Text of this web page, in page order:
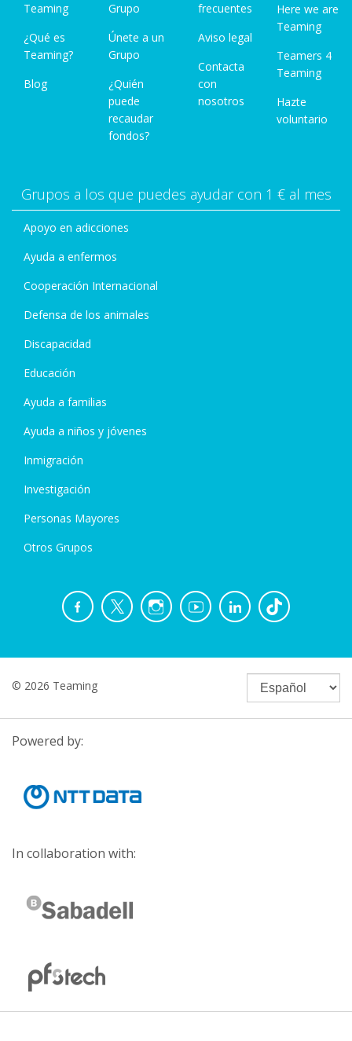
Teaming
¿Qué es
Teaming?
Blog
Grupo
Únete a un
Grupo
¿Quién
puede
recaudar
fondos?
frecuentes
Aviso legal
Contacta
con
nosotros
Here we are
Teaming
Teamers 4
Teaming
Hazte
voluntario
Grupos a los que puedes ayudar con 1 € al mes
Apoyo en adicciones
Ayuda a enfermos
Cooperación Internacional
Defensa de los animales
Discapacidad
Educación
Ayuda a familias
Ayuda a niños y jóvenes
Inmigración
Investigación
Personas Mayores
Otros Grupos
© 2026 Teaming
Powered by:
In collaboration with: